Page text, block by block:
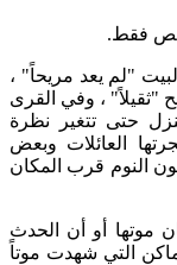
فقط.
"لم يعد مريحاً" ،
"ثقيلاً" ، وفي القرى
حتى تتغير نظرة
العائلات وبعض
النوم قرب المكان
موتها أو أن الحدث
التي شهدت موتاً